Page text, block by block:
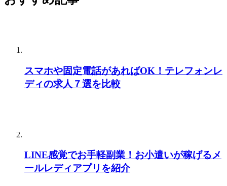
スマホや固定電話があればOK！テレフォンレ
ディの求人７選を比較
LINE感覚でお手軽副業！お小遣いが稼げるメ
ールレディアプリを紹介